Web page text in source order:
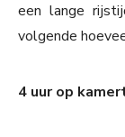
een lange
volgende
4 uur op